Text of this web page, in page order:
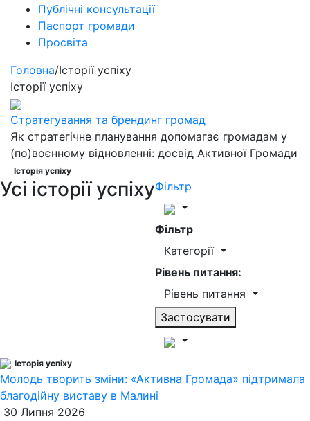
Публічні консультації
Паспорт громади
Просвіта
Головна/Історії успіху
Історії успіху
Стратегування та брендинг громад
Як стратегічне планування допомагає громадам у
(по)воєнному відновленні: досвід Активної Громади
Історія успіху
Усі історії успіхуФільтр
Фільтр
Категорії
Рівень питання:
Рівень питання
Застосувати
Історія успіху
Молодь творить зміни: «Активна Громада» підтримала
благодійну виставу в Малині
30 Липня 2026